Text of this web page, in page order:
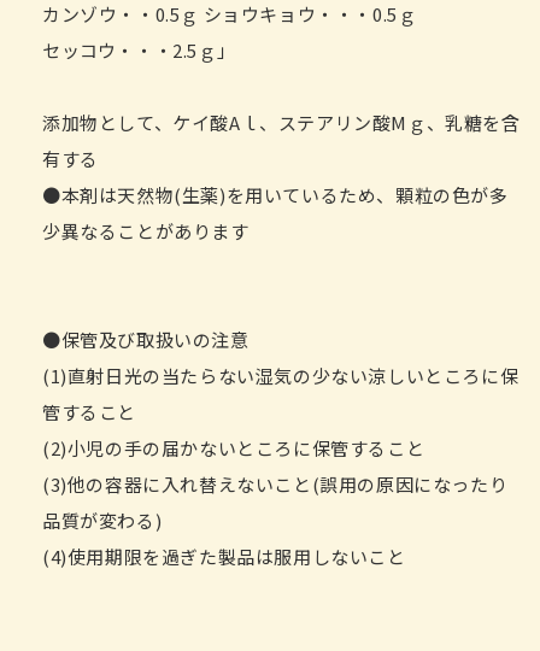
カンゾウ・・0.5ｇ ショウキョウ・・・0.5ｇ
セッコウ・・・2.5ｇ」
添加物として、ケイ酸Aｌ、ステアリン酸Mｇ、乳糖を含
有する
●本剤は天然物(生薬)を用いているため、顆粒の色が多
少異なることがあります
●保管及び取扱いの注意
(1)直射日光の当たらない湿気の少ない涼しいところに保
管すること
(2)小児の手の届かないところに保管すること
(3)他の容器に入れ替えないこと(誤用の原因になったり
品質が変わる)
(4)使用期限を過ぎた製品は服用しないこと